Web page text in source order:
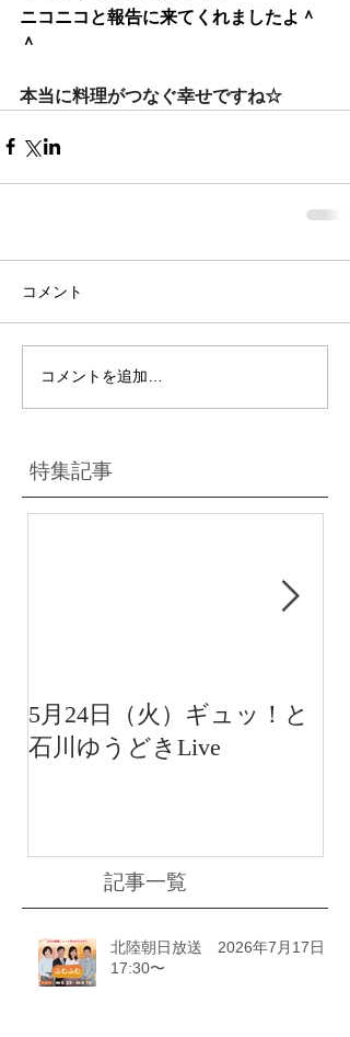
ニコニコと報告に来てくれましたよ＾
＾
本当に料理がつなぐ幸せですね☆
コメント
コメントを追加…
特集記事
5月24日（火）ギュッ！と
石川ゆうどきLive
記事一覧
北陸朝日放送 2026年7月17日
17:30〜